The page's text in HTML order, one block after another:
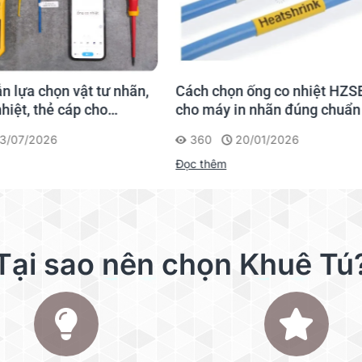
SC6Y SC9Y
SC12Y
SC9G
SC6B SC9B
dạng màu nền và màu
ống co nhiệt HZSE
in nhãn đúng chuẩn
20/01/2026
So sánh Brother PT-
PT-E310BTVP
322
15/01/2026
Đọc thêm
sao nên chọn Khuê